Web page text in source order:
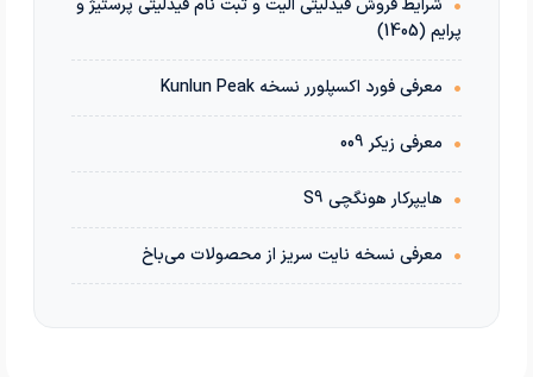
• شرایط فروش فیدلیتی الیت و ثبت نام فیدلیتی پرستیژ و
پرایم (1405)
• معرفی فورد اکسپلورر نسخه Kunlun Peak
• معرفی زیکر 009
• هایپرکار هونگچی S9
• معرفی نسخه نایت سریز از محصولات می‌باخ